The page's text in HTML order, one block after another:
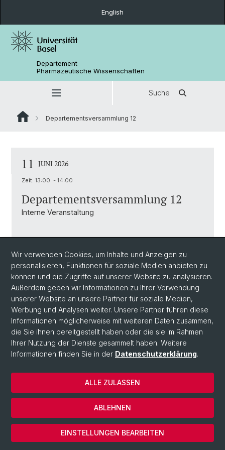
English
Departement
Pharmazeutische Wissenschaften
Suche
Departementsversammlung 12
11 JUNI 2026
Zeit: 13:00 - 14:00
Departementsversammlung 12
Interne Veranstaltung
Zurück
Wir verwenden Cookies, um Inhalte und Anzeigen zu
personalisieren, Funktionen für soziale Medien anbieten zu
können und die Zugriffe auf unserer Website zu analysieren.
Außerdem geben wir Informationen zu Ihrer Verwendung
unserer Website an unsere Partner für soziale Medien,
Werbung und Analysen weiter. Unsere Partner führen diese
Informationen möglicherweise mit weiteren Daten zusammen,
die Sie ihnen bereitgestellt haben oder die sie im Rahmen
Ihrer Nutzung der Dienste gesammelt haben. Weitere
Informationen finden Sie in der Datenschutzerklärung.
EINSTELLUNGEN BEARBEITEN
ABLEHNEN
ALLE ZULASSEN